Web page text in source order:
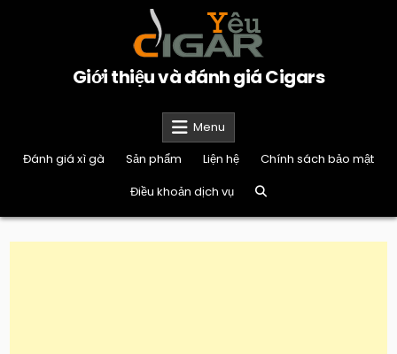
Giới thiệu và đánh giá Cigars
Menu
Đánh giá xì gà
Sản phẩm Liện hệ
Chính sách bảo mật
Điều khoản dịch vụ